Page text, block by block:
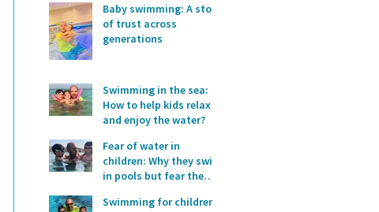
Baby swimming: A story
of trust across
generations
Swimming in the sea:
How to help kids relax
and enjoy the water?
Fear of water in
children: Why they swim
in pools but fear the
Swimming for children: